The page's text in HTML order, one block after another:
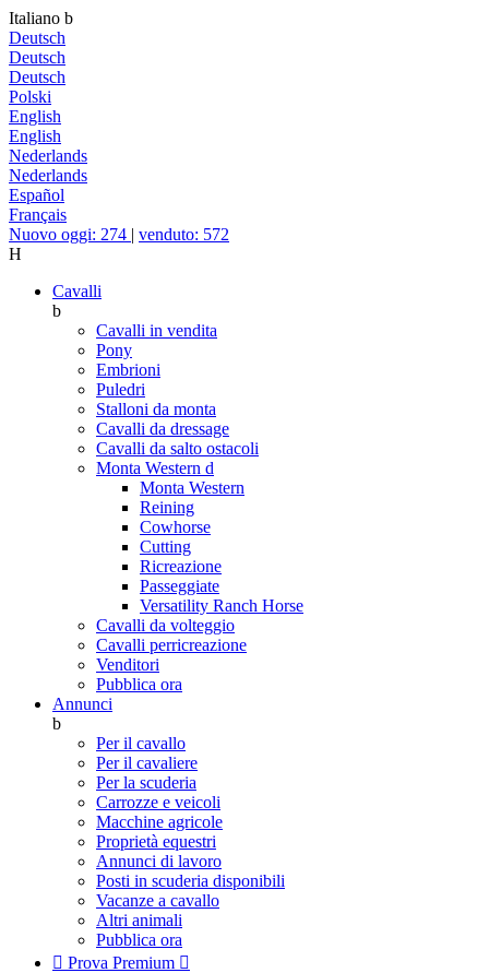
Italiano b
Deutsch
Deutsch
Deutsch
Polski
English
English
Nederlands
Nederlands
Español
Français
Nuovo oggi: 274 | venduto: 572
H
Cavalli
b
Cavalli in vendita
Pony
Embrioni
Puledri
Stalloni da monta
Cavalli da dressage
Cavalli da salto ostacoli
Monta Western d
Monta Western
Reining
Cowhorse
Cutting
Ricreazione
Passeggiate
Versatility Ranch Horse
Cavalli da volteggio
Cavalli perricreazione
Venditori
Pubblica ora
Annunci
b
Per il cavallo
Per il cavaliere
Per la scuderia
Carrozze e veicoli
Macchine agricole
Proprietà equestri
Annunci di lavoro
Posti in scuderia disponibili
Vacanze a cavallo
Altri animali
Pubblica ora
 Prova Premium 